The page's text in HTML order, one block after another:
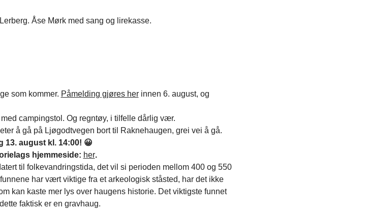
Åse Mørk med sang og lirekasse.
som kommer. Påmelding gjøres her innen 6. august, og
campingstol. Og regntøy, i tilfelle dårlig vær.
å gå på Ljøgodtvegen bort til Raknehaugen, grei vei å gå.
august kl. 14:00! 😀
hjemmeside: her.
til folkevandringstida, det vil si perioden mellom 400 og 550
har vært viktige fra et arkeologisk ståsted, har det ikke
kan kaste mer lys over haugens historie. Det viktigste funnet
faktisk er en gravhaug.